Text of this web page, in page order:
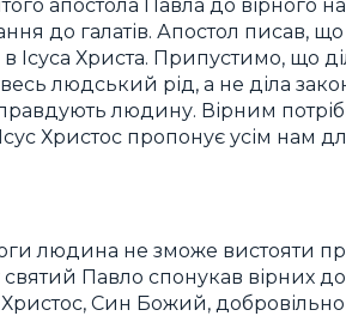
апостола Павла до вірного
до галатів. Апостол писав,
Ісуса Христа. Припустимо, що
людський рід, а не діла
людину. Вірним
Христос пропонує усім нам
людина не зможе вистояти
Павло спонукав вірних
Христос, Син Божий,